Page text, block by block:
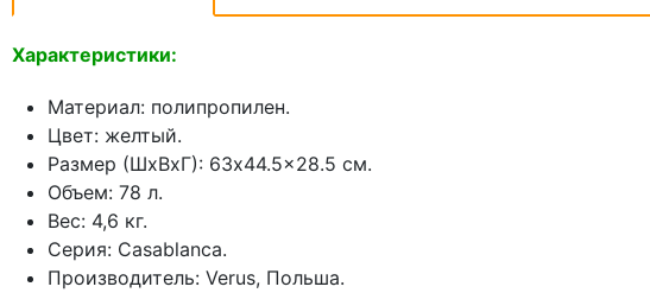
Характеристики:
Материал: полипропилен.
Цвет: желтый.
Размер (ШхВхГ): 63x44.5x28.5 см.
Объем: 78 л.
Вес: 4,6 кг.
Серия: Casablanca.
Производитель: Verus, Польша.